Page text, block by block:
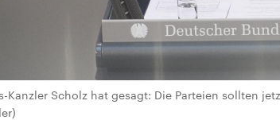
Kanzler Scholz hat gesagt: Die Parteien sollten